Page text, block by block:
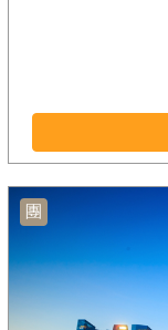
團